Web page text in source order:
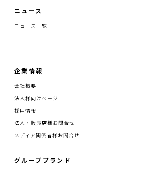
ニュース
ニュース一覧
企業情報
会社概要
法人様向けページ
採用情報
法人・販売店様お問合せ
メディア関係者様お問合せ
グループブランド